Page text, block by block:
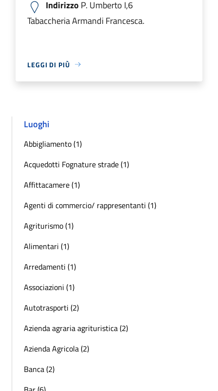
Indirizzo P. Umberto I,6
Tabaccheria Armandi Francesca.
LEGGI DI PIÙ
Luoghi
Abbigliamento (1)
Acquedotti Fognature strade (1)
Affittacamere (1)
Agenti di commercio/ rappresentanti (1)
Agriturismo (1)
Alimentari (1)
Arredamenti (1)
Associazioni (1)
Autotrasporti (2)
Azienda agraria agrituristica (2)
Azienda Agricola (2)
Banca (2)